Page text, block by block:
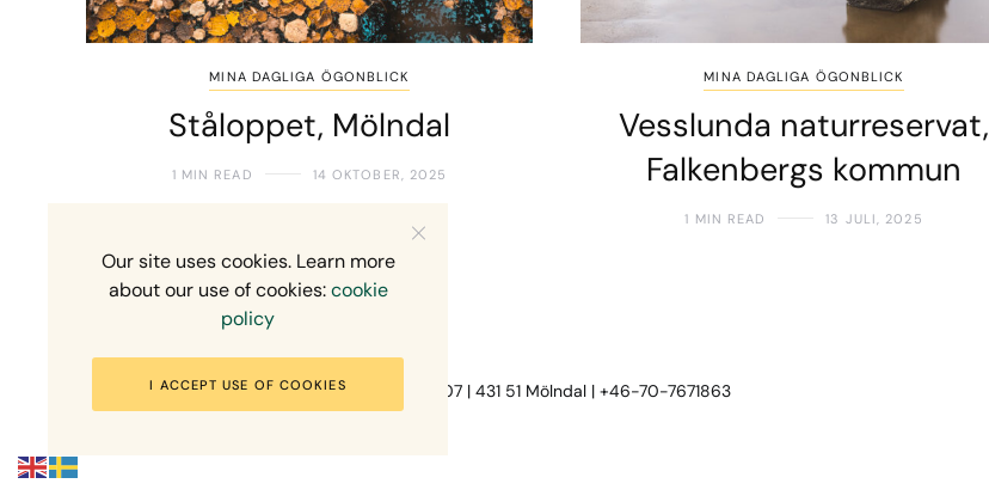
MINA DAGLIGA ÖGONBLICK
Ståloppet, Mölndal
1 MIN READ 14 OKTOBER, 2025
MINA DAGLIGA ÖGONBLICK
Vesslunda naturreservat,
Falkenbergs kommun
1 MIN READ 13 JULI, 2025
Fotograf Mikael Svensson | Gundefjällsgatan 407 | 431 51 Mölndal | +46-70-7671863
Our site uses cookies. Learn more
about our use of cookies:cookie
policy
I ACCEPT USE OF COOKIES